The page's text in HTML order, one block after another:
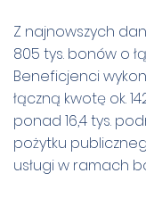
Z najnowszych
805 tys. bonów o
Beneficjenci
łączną kwotę ok.
ponad 16,4 tys.
pożytku
usługi w ramach